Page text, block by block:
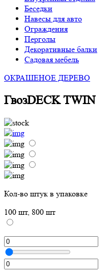
Беседки
Навесы для авто
Ограждения
Перголы
Декоративные балки
Садовая мебель
ОКРАШЕНОЕ ДЕРЕВО
ГвозDECK TWIN
Кол-во штук в упаковке
100 шт, 800 шт